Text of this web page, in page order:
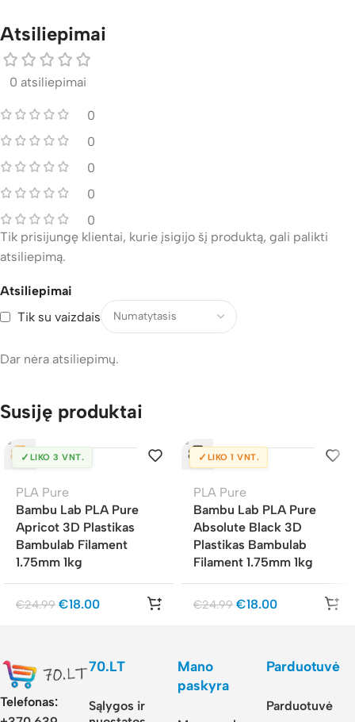
Atsiliepimai
0 atsiliepimai
0
0
0
0
0
Atsiliepimai
Tik su vaizdais
Dar nėra atsiliepimų.
Tik prisijungę klientai, kurie įsigijo šį produktą, gali palikti
atsiliepimą.
Susiję produktai
✓ LIKO 3 VNT.
PLA Pure
Bambu Lab PLA Pure
Apricot 3D Plastikas
Bambulab Filament
1.75mm 1kg
€24.99 €18.00
✓ LIKO 1 VNT.
PLA Pure
Bambu Lab PLA Pure
Absolute Black 3D
Plastikas Bambulab
Filament 1.75mm 1kg
€24.99 €18.00
Telefonas:
70.LT
Sąlygos ir
Mano
paskyra
Parduotuvė
Parduotuvė